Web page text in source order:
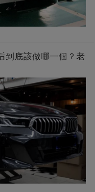
到底該做哪一個？老